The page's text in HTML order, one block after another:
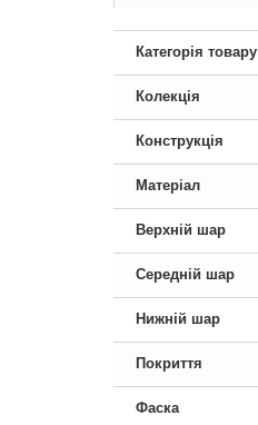
Категорія товару
Колекція
Конструкція
Матеріал
Верхній шар
Середній шар
Нижній шар
Покриття
Фаска